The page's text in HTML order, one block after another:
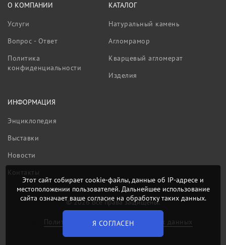
О КОМПАНИИ
Услуги
Вопрос - Ответ
Политика
конфиденциальности
КАТАЛОГ
Натуральный камень
Агломрамор
Кварцевый агломерат
Изделия
ИНФОРМАЦИЯ
Энциклопедия
Выставки
Новости
Контакты
© 2026 Все права защищены.
Политика обработки персональных данных
Этот сайт собирает cookie-файлы, данные об IP-адресе и
местоположении пользователей. Дальнейшее использование
сайта означает ваше согласие на обработку таких данных.
Я СОГЛАСЕН